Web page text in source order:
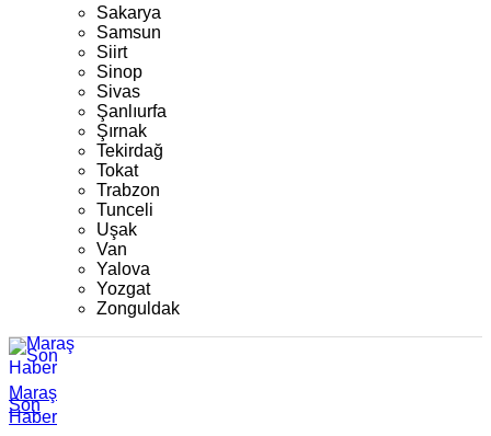
Sakarya
Samsun
Siirt
Sinop
Sivas
Şanlıurfa
Şırnak
Tekirdağ
Tokat
Trabzon
Tunceli
Uşak
Van
Yalova
Yozgat
Zonguldak
Maraş
Son
Haber